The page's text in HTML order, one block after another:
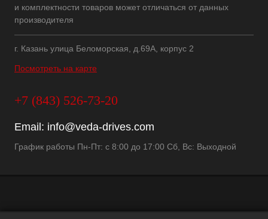
и комплектности товаров может отличаться от данных
производителя
г. Казань улица Беломорская, д.69А, корпус 2
Посмотреть на карте
+7 (843) 526-73-20
Email: info@veda-drives.com
График работы Пн-Пт: с 8:00 до 17:00 Сб, Вс: Выходной